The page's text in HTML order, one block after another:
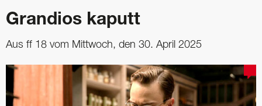
Grandios kaputt
Aus ff 18 vom Mittwoch, den 30. April 2025